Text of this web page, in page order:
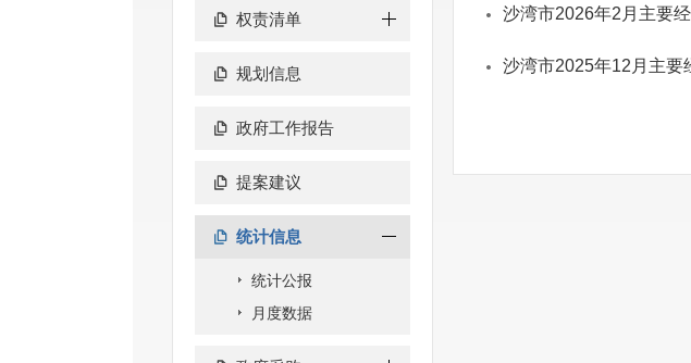
权责清单
规划信息
政府工作报告
提案建议
统计信息
统计公报
月度数据
沙湾市2026年2月主要
沙湾市2025年12月主要